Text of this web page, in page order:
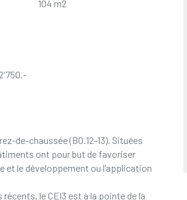
104 m2
de-chaussée (B0.12-13). Situées
ont pour but de favoriser
et le développement ou l’application
le CEI3 est à la pointe de la